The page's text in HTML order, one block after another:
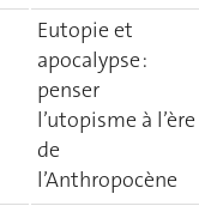
Eutopie et
apocalypse :
penser
l’utopisme à l’ère
de
l’Anthropocène